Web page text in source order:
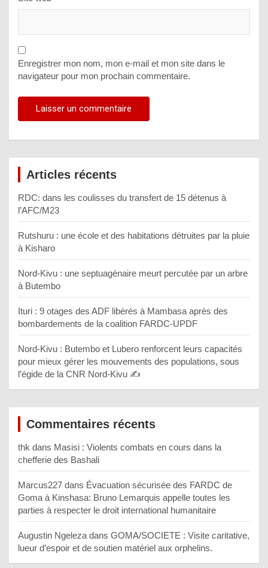
Enregistrer mon nom, mon e-mail et mon site dans le
navigateur pour mon prochain commentaire.
Articles récents
RDC: dans les coulisses du transfert de 15 détenus à
l’AFC/M23
Rutshuru : une école et des habitations détruites par la pluie
à Kisharo
Nord-Kivu : une septuagénaire meurt percutée par un arbre
à Butembo
Ituri : 9 otages des ADF libérés à Mambasa après des
bombardements de la coalition FARDC-UPDF
Nord-Kivu : Butembo et Lubero renforcent leurs capacités
pour mieux gérer les mouvements des populations, sous
l’égide de la CNR Nord-Kivu ✍️
Commentaires récents
thk dans Masisi : Violents combats en cours dans la
chefferie des Bashali
Marcus227 dans Évacuation sécurisée des FARDC de
Goma à Kinshasa: Bruno Lemarquis appelle toutes les
parties à respecter le droit international humanitaire
Augustin Ngeleza dans GOMA/SOCIETE : Visite caritative,
lueur d’espoir et de soutien matériel aux orphelins.